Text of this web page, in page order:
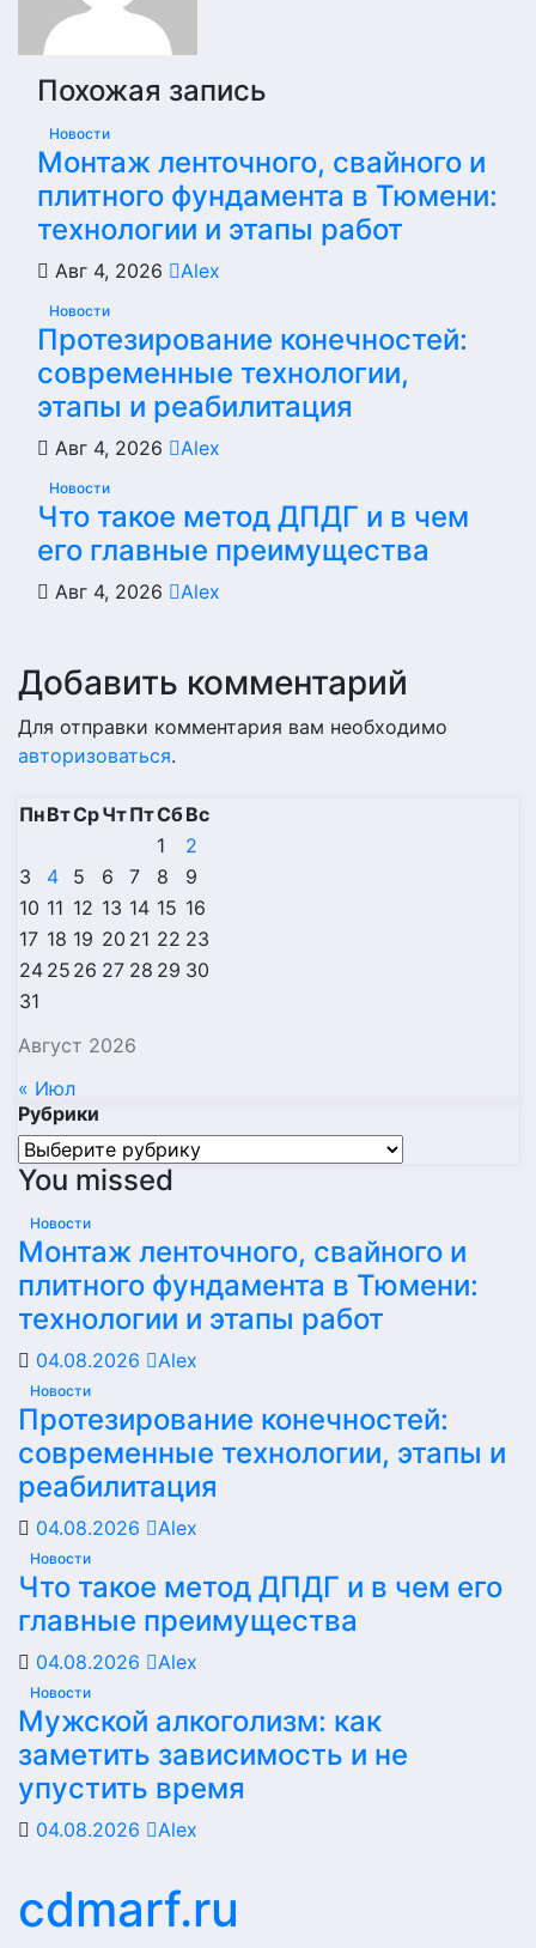
Похожая запись
Новости
Монтаж ленточного, свайного и
плитного фундамента в Тюмени:
технологии и этапы работ
Авг 4, 2026 Alex
Новости
Протезирование конечностей:
современные технологии,
этапы и реабилитация
Авг 4, 2026 Alex
Новости
Что такое метод ДПДГ и в чем
его главные преимущества
Авг 4, 2026 Alex
Добавить комментарий
Для отправки комментария вам необходимо
авторизоваться.
Август 2026
ПнВтСрЧтПтСбВс
1
2
3
4 5 6 7 8
9
10 11 12 13 14 15 16
17 18 19 20 21 22 23
24 25 26 27 28 29 30
31
« Июл
Рубрики
Рубрики
You missed
Новости
Монтаж ленточного, свайного и
плитного фундамента в Тюмени:
технологии и этапы работ
04.08.2026 Alex
Новости
Протезирование конечностей:
современные технологии, этапы и
реабилитация
04.08.2026 Alex
Новости
Что такое метод ДПДГ и в чем его
главные преимущества
04.08.2026 Alex
Новости
Мужской алкоголизм: как
заметить зависимость и не
упустить время
04.08.2026 Alex
cdmarf.ru